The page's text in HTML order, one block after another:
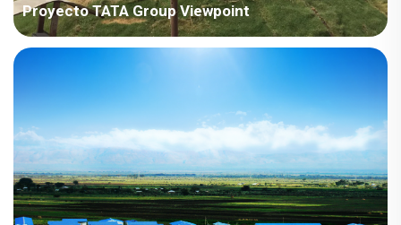
Proyecto TATA Group Viewpoint
País: India Sector del Proyecto: Industria manufacturera Área
buena apariencia. Se debe considerar la resistencia a la
corrosión debido al aire húmedo. P...